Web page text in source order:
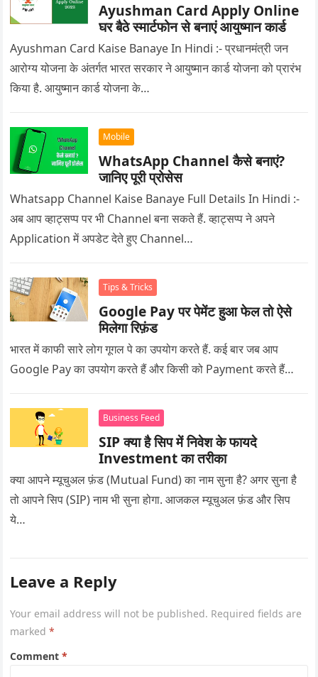
Ayushman Card Apply Online
घर बैठे स्मार्टफोन से बनाएं आयुष्मान कार्ड
Ayushman Card Kaise Banaye In Hindi :- प्रधानमंत्री जन
आरोग्य योजना के अंतर्गत भारत सरकार ने आयुष्मान कार्ड योजना को प्रारंभ
किया है. आयुष्मान कार्ड योजना के…
Mobile
WhatsApp Channel कैसे बनाएं?
जानिए पूरी प्रोसेस
Whatsapp Channel Kaise Banaye Full Details In Hindi :-
अब आप व्हाट्सप्प पर भी Channel बना सकते हैं. व्हाट्सप्प ने अपने
Application में अपडेट देते हुए Channel…
Tips & Tricks
Google Pay पर पेमेंट हुआ फेल तो ऐसे
मिलेगा रिफ़ंड
भारत में काफी सारे लोग गूगल पे का उपयोग करते हैं. कई बार जब आप
Google Pay का उपयोग करते हैं और किसी को Payment करते हैं…
Business Feed
SIP क्या है सिप में निवेश के फायदे
Investment का तरीका
क्या आपने म्यूचुअल फ़ंड (Mutual Fund) का नाम सुना है? अगर सुना है
तो आपने सिप (SIP) नाम भी सुना होगा. आजकल म्यूचुअल फ़ंड और सिप
ये…
Leave a Reply
Your email address will not be published. Required fields are
marked*
Comment*